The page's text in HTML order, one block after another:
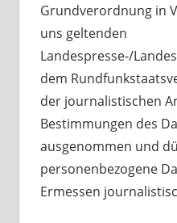
Grundverordnung in
uns geltenden
Landespresse-/
dem
der journalistischen
Bestimmungen des
ausgenommen und
personenbezogene
Ermessen